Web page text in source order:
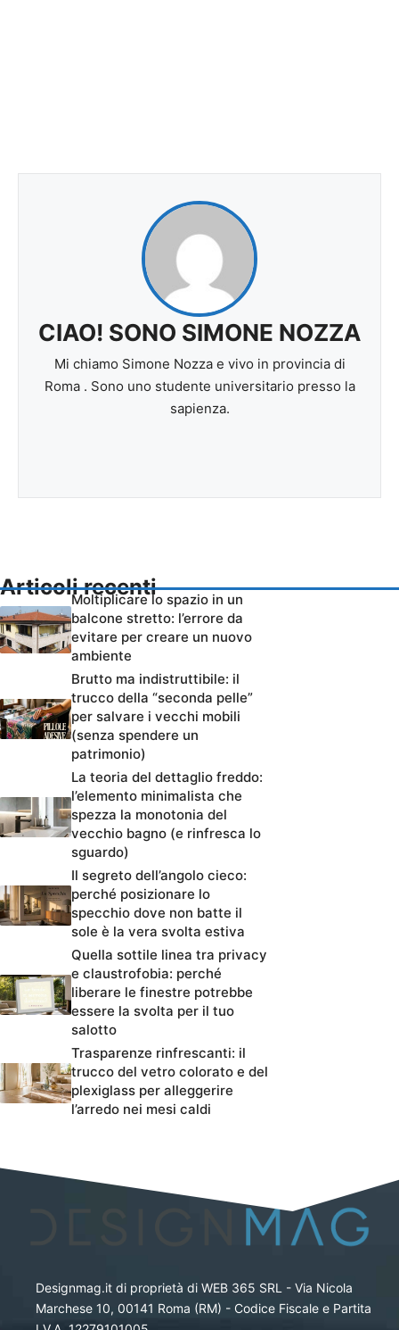
CIAO! SONO SIMONE NOZZA
Mi chiamo Simone Nozza e vivo in provincia di
Roma . Sono uno studente universitario presso la
sapienza.
Articoli recenti
Moltiplicare lo spazio in un
balcone stretto: l’errore da
evitare per creare un nuovo
ambiente
Brutto ma indistruttibile: il
trucco della “seconda pelle”
per salvare i vecchi mobili
(senza spendere un
patrimonio)
La teoria del dettaglio freddo:
l’elemento minimalista che
spezza la monotonia del
vecchio bagno (e rinfresca lo
sguardo)
Il segreto dell’angolo cieco:
perché posizionare lo
specchio dove non batte il
sole è la vera svolta estiva
Quella sottile linea tra privacy
e claustrofobia: perché
liberare le finestre potrebbe
essere la svolta per il tuo
salotto
Trasparenze rinfrescanti: il
trucco del vetro colorato e del
plexiglass per alleggerire
l’arredo nei mesi caldi
Designmag.it di proprietà di WEB 365 SRL - Via Nicola
Marchese 10, 00141 Roma (RM) - Codice Fiscale e Partita